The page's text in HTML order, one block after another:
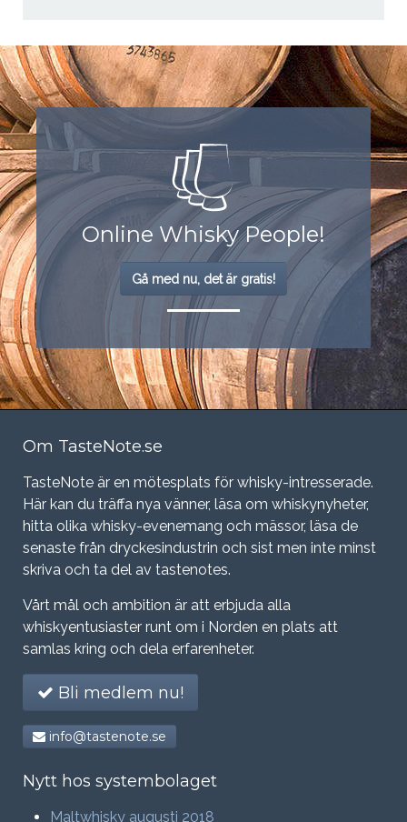
Online Whisky People!
Gå med nu, det är gratis!
Om TasteNote.se
TasteNote är en mötesplats för whisky-intresserade.
Här kan du träffa nya vänner, läsa om whiskynyheter,
hitta olika whisky-evenemang och mässor, läsa de
senaste från dryckesindustrin och sist men inte minst
skriva och ta del av tastenotes.
Vårt mål och ambition är att erbjuda alla
whiskyentusiaster runt om i Norden en plats att
samlas kring och dela erfarenheter.
Bli medlem nu!
info@tastenote.se
Nytt hos systembolaget
Maltwhisky augusti 2018